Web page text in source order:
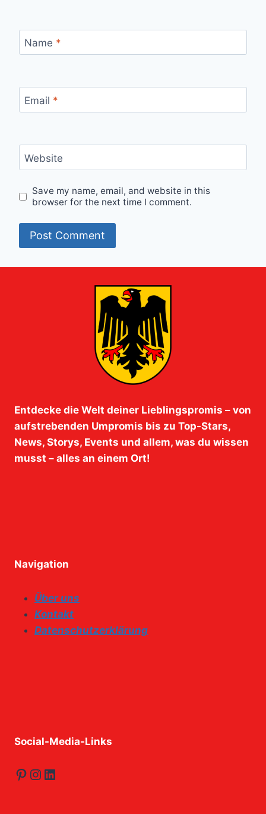
Name *
Email *
Website
Save my name, email, and website in this
browser for the next time I comment.
Entdecke die Welt deiner Lieblingspromis – von
aufstrebenden Umpromis bis zu Top-Stars,
News, Storys, Events und allem, was du wissen
musst – alles an einem Ort!
Navigation
Über uns
Kontakt
Datenschutzerklärung
Social-Media-Links
Pinterest
Instagram
LinkedIn